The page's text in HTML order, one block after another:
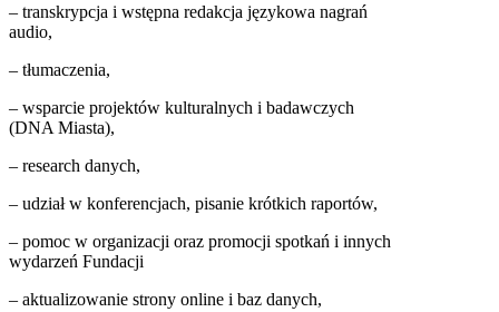
– transkrypcja i wstępna redakcja językowa nagrań
audio,
– tłumaczenia,
– wsparcie projektów kulturalnych i badawczych
(DNA Miasta),
– research danych,
– udział w konferencjach, pisanie krótkich raportów,
– pomoc w organizacji oraz promocji spotkań i innych
wydarzeń Fundacji
– aktualizowanie strony online i baz danych,